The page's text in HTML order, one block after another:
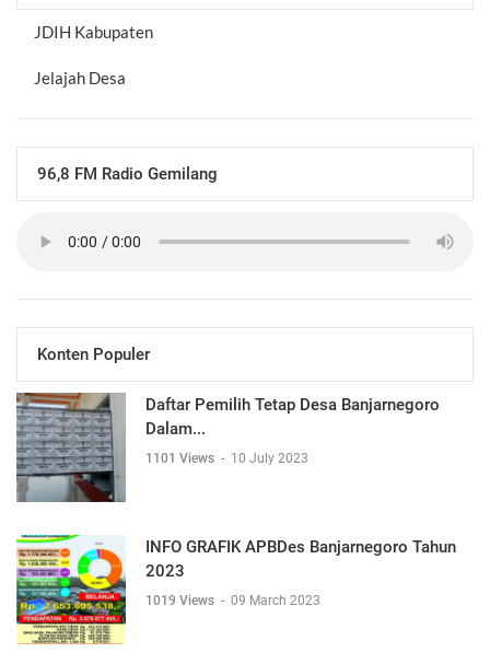
JDIH Kabupaten
Jelajah Desa
96,8 FM Radio Gemilang
Konten Populer
Daftar Pemilih Tetap Desa Banjarnegoro
Dalam...
1101 Views - 10 July 2023
INFO GRAFIK APBDes Banjarnegoro Tahun
2023
1019 Views - 09 March 2023